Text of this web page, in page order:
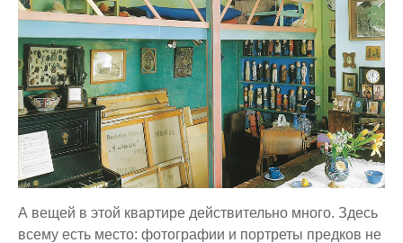
А вещей в этой квартире действительно много. Здесь
всему есть место: фотографии и портреты предков не